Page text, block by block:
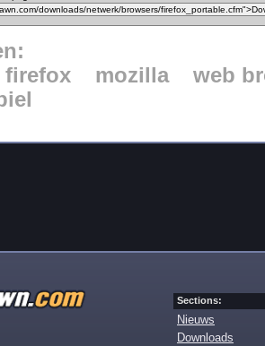
firefox mozilla
web
Sections:
Nieuws
Downloads